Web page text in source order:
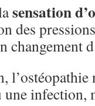
sensation
des
changement
l’ostéopathie
infection,